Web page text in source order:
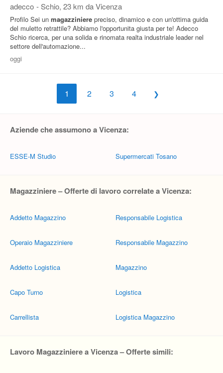
adecco - Schio, 23 km da Vicenza
Profilo Sei un magazziniere preciso, dinamico e con un'ottima guida
del muletto retrattile? Abbiamo l'opportunita giusta per te! Adecco
Schio ricerca, per una solida e rinomata realta industriale leader nel
settore dell'automazione...
oggi
1 2 3 4
Aziende che assumono a Vicenza:
ESSE-M Studio Supermercati Tosano
Magazziniere – Offerte di lavoro correlate a Vicenza:
Addetto Magazzino
Operaio Magazziniere
Addetto Logistica
Capo Turno
Carrellista
Responsabile Logistica
Responsabile Magazzino
Magazzino
Logistica
Logistica Magazzino
Lavoro Magazziniere a Vicenza – Offerte simili: